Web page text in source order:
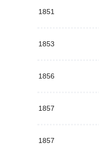
1851
1853
1856
1857
1857